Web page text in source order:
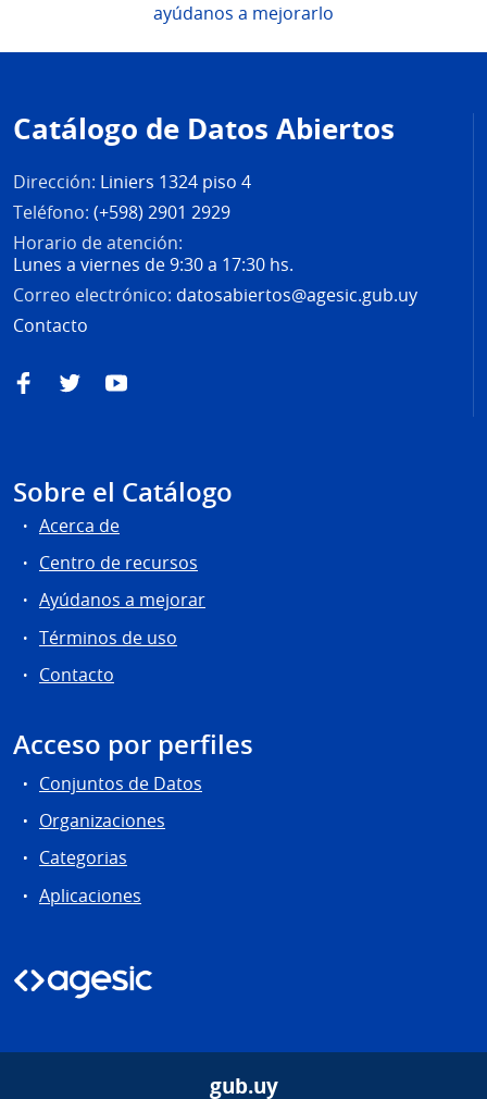
ayúdanos a mejorarlo
de
página
Catálogo de Datos Abiertos
Dirección: Liniers 1324 piso 4
Teléfono: (+598) 2901 2929
Horario de atención:
Lunes a viernes de 9:30 a 17:30 hs.
Correo electrónico: datosabiertos@agesic.gub.uy
Contacto
FacebookTwitterYouTube
Sobre el Catálogo
Acerca de
Centro de recursos
Ayúdanos a mejorar
Términos de uso
Contacto
Acceso por perfiles
Conjuntos de Datos
Organizaciones
Categorias
Aplicaciones
gub.uy